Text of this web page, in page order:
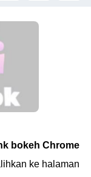
bokeh Chrome
ke halaman